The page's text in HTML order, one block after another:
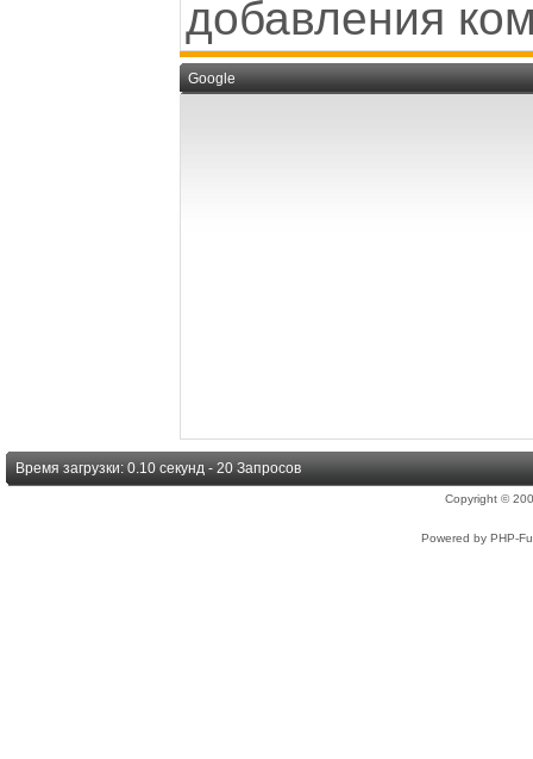
добавления
Google
Время загрузки: 0.10 секунд - 20 Запросов
Copyright ©
Powered by PHP-